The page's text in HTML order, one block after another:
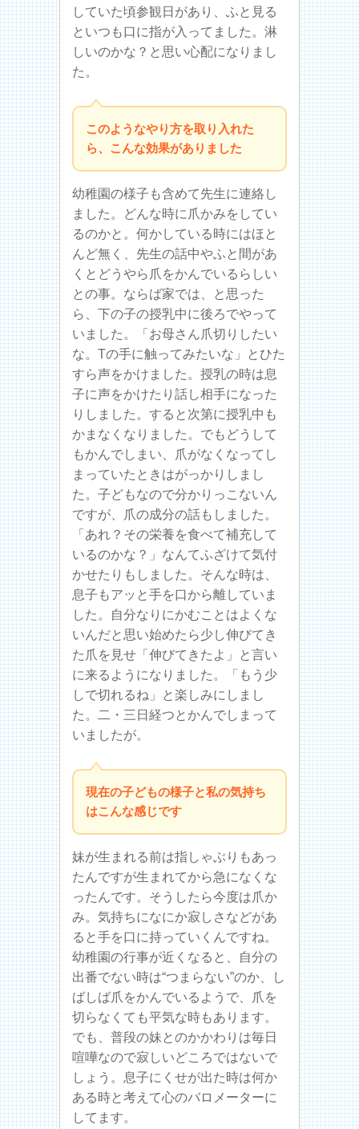
していた頃参観日があり、ふと見る
といつも口に指が入ってました。淋
しいのかな？と思い心配になりまし
た。
このようなやり方を取り入れた
ら、こんな効果がありました
幼稚園の様子も含めて先生に連絡し
ました。どんな時に爪かみをしてい
るのかと。何かしている時にはほと
んど無く、先生の話中やふと間があ
くとどうやら爪をかんでいるらしい
との事。ならば家では、と思った
ら、下の子の授乳中に後ろでやって
いました。「お母さん爪切りしたい
な。Tの手に触ってみたいな」とひた
すら声をかけました。授乳の時は息
子に声をかけたり話し相手になった
りしました。すると次第に授乳中も
かまなくなりました。でもどうして
もかんでしまい、爪がなくなってし
まっていたときはがっかりしまし
た。子どもなので分かりっこないん
ですが、爪の成分の話もしました。
「あれ？その栄養を食べて補充して
いるのかな？」なんてふざけて気付
かせたりもしました。そんな時は、
息子もアッと手を口から離していま
した。自分なりにかむことはよくな
いんだと思い始めたら少し伸びてき
た爪を見せ「伸びてきたよ」と言い
に来るようになりました。「もう少
しで切れるね」と楽しみにしまし
た。二・三日経つとかんでしまって
いましたが。
現在の子どもの様子と私の気持ち
はこんな感じです
妹が生まれる前は指しゃぶりもあっ
たんですが生まれてから急になくな
ったんです。そうしたら今度は爪か
み。気持ちになにか寂しさなどがあ
ると手を口に持っていくんですね。
幼稚園の行事が近くなると、自分の
出番でない時は“つまらない”のか、し
ばしば爪をかんでいるようで、爪を
切らなくても平気な時もあります。
でも、普段の妹とのかかわりは毎日
喧嘩なので寂しいどころではないで
しょう。息子にくせが出た時は何か
ある時と考えて心のバロメーターに
してます。